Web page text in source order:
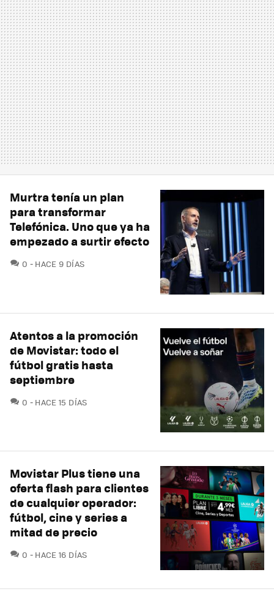
Murtra tenía un plan
para transformar
Telefónica. Uno que ya ha
empezado a surtir efecto
0 COMENTARIOS
HACE 9 DÍAS
Atentos a la promoción
de Movistar: todo el
fútbol gratis hasta
septiembre
0 COMENTARIOS
HACE 15 DÍAS
Movistar Plus tiene una
oferta flash para clientes
de cualquier operador:
fútbol, cine y series a
mitad de precio
0 COMENTARIOS
HACE 16 DÍAS